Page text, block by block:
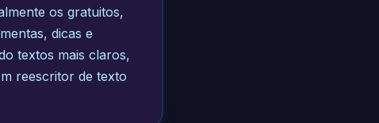
os gratuitos,
dicas e
textos mais claros,
reescritor de texto